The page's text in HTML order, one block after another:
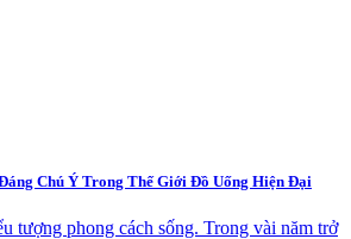
Chú Ý Trong Thế Giới Đồ Uống Hiện Đại
tượng phong cách sống. Trong vài năm trở